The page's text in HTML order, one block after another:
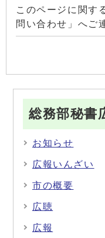
このページに関す
問い合わせ」へご
総務部秘書
お知らせ
広報いんざい
市の概要
広聴
広報